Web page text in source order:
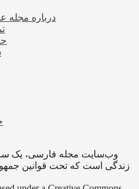
درباره
وب‌سایت مجله فارسی، یک
زندگی است که تحت قوانین